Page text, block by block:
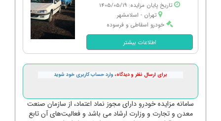
تاریخ پایان مزایده: 1405/05/19
تهران - اسلامشهر
خودرو اسقاطی و فرسوده
اطلاعات بیشتر
برای ارسال نظر و دیدگاه، وارد حساب کاربری خود شوید
سامانه مزایده خودرو دارای مجوز نماد اعتماد، از سازمان صنعت
معدن و تجارت و وزارت ارشاد می باشد و فعالیت‌های آن تابع